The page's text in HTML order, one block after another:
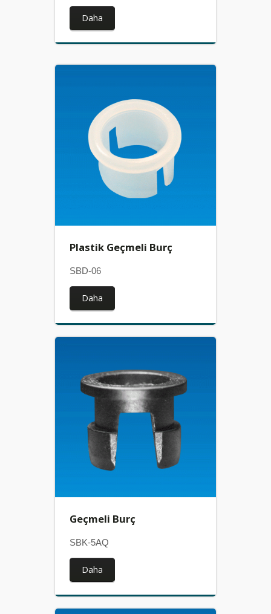
Daha
Plastik Geçmeli Burç
SBD-06
Daha
Geçmeli Burç
SBK-5AQ
Daha